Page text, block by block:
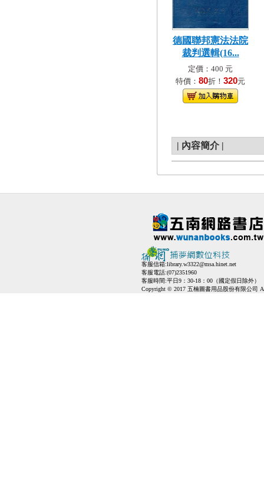
德國聯邦憲法法院
裁判選輯(16...
定價：400 元
特價： 80折！ 320元
| 內容簡介 |
客服信箱:library.w3322@msa.hinet.net
客服電話:(07)2351960
客服時間:平日9：30-18：00（國定假日除外）
Copyright © 2017 五楠圖書用品股份有限公司